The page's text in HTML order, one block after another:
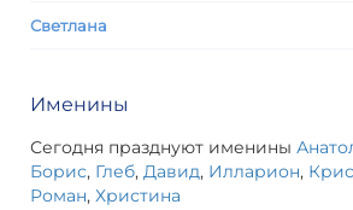
Светлана
Именины
Сегодня празднуют именины
Борис, Глеб, Давид, Илларион,
Роман, Христина